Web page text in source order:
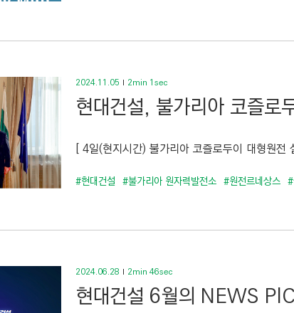
2024.11.05 2min 1sec
현대건설, 불가리아 코즐로
[ 4일(현지시간) 불가리아 코즐로두이 대형원
#현대건설 #불가리아 원자력발전소 #원전르네상스
2024.06.28 2min 46sec
현대건설 6월의 NEWS